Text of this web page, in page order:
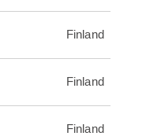
Finland
Finland
Finland